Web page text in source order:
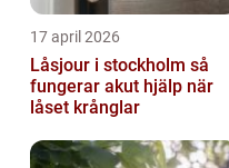
17 april 2026
Låsjour i stockholm så
fungerar akut hjälp när
låset krånglar